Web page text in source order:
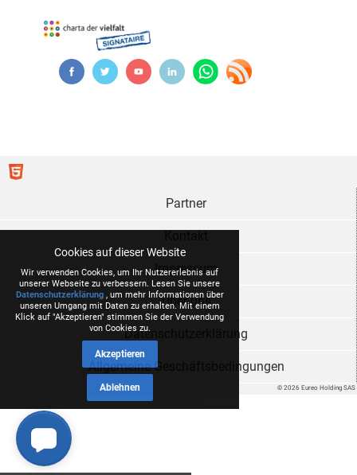
Cookies auf dieser Website
Wir verwenden Cookies, um Ihr Nutzererlebnis auf
unserer Webseite zu verbessern. Lesen Sie unsere
Datenschutzerklärung, um mehr Informationen über
unseren Umgang mit Daten zu erhalten. Mit einem
Klick auf "Akzeptieren" stimmen Sie der Verwendung
von Cookies zu.
Akzeptieren
Ablehnen © 2026 Eureo Holding SAS
Partner
Impressum
Über uns
Datenschutzerklärung
Allgemeine Geschäftsbedingungen